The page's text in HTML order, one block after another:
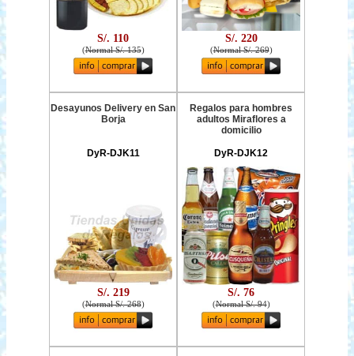
S/. 110
(Normal S/. 135)
S/. 220
(Normal S/. 269)
Desayunos Delivery en San
Borja
DyR-DJK11
S/. 219
(Normal S/. 268)
Regalos para hombres
adultos Miraflores a
domicilio
DyR-DJK12
S/. 76
(Normal S/. 94)